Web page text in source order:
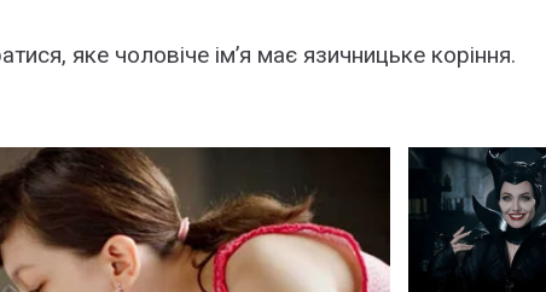
яке чоловіче ім’я має язичницьке коріння.